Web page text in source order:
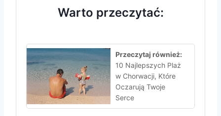
Warto przeczytać:
Przeczytaj również:
10 Najlepszych Plaż
w Chorwacji, Które
Oczarują Twoje
Serce